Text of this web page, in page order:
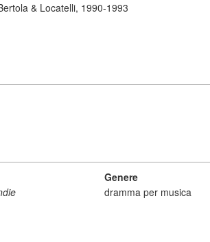
& Locatelli, 1990-1993
Genere
dramma per musica